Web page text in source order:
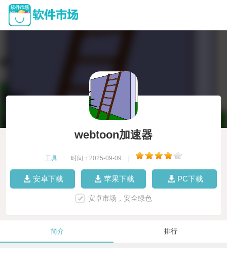
webtoon加速器
工具 时间：2025-09-09
安卓下载 苹果下载 PC下载
安卓市场，安全绿色
简介 排行